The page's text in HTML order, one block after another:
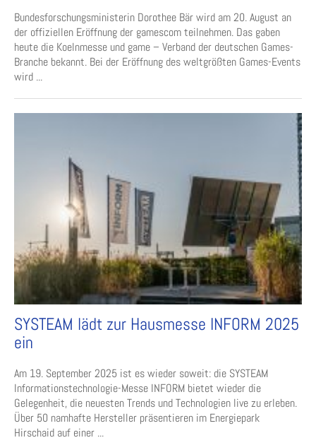
Bundesforschungsministerin Dorothee Bär wird am 20. August an
der offiziellen Eröffnung der gamescom teilnehmen. Das gaben
heute die Koelnmesse und game – Verband der deutschen Games-
Branche bekannt. Bei der Eröffnung des weltgrößten Games-Events
wird ...
SYSTEAM lädt zur Hausmesse INFORM 2025
ein
Am 19. September 2025 ist es wieder soweit: die SYSTEAM
Informationstechnologie-Messe INFORM bietet wieder die
Gelegenheit, die neuesten Trends und Technologien live zu erleben.
Über 50 namhafte Hersteller präsentieren im Energiepark
Hirschaid auf einer ...